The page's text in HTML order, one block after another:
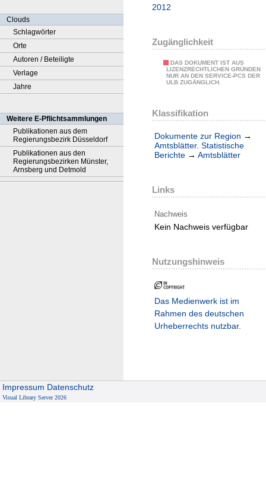
Clouds
Schlagwörter
Orte
Autoren / Beteiligte
Verlage
Jahre
Weitere E-Pflichtsammlungen
Publikationen aus dem
Regierungsbezirk Düsseldorf
Publikationen aus den
Regierungsbezirken Münster,
Arnsberg und Detmold
2012
Zugänglichkeit
DAS DOKUMENT IST AUS
LIZENZRECHTLICHEN GRÜNDEN
NUR AN DEN SERVICE-PCS DER
ULB ZUGÄNGLICH.
Klassifikation
Dokumente zur Region →
Amtsblätter. Statistische
Berichte → Amtsblätter
Links
Nachweis
Kein Nachweis verfügbar
Nutzungshinweis
Das Medienwerk ist im
Rahmen des deutschen
Urheberrechts nutzbar.
Impressum Datenschutz
Visual Library Server 2026